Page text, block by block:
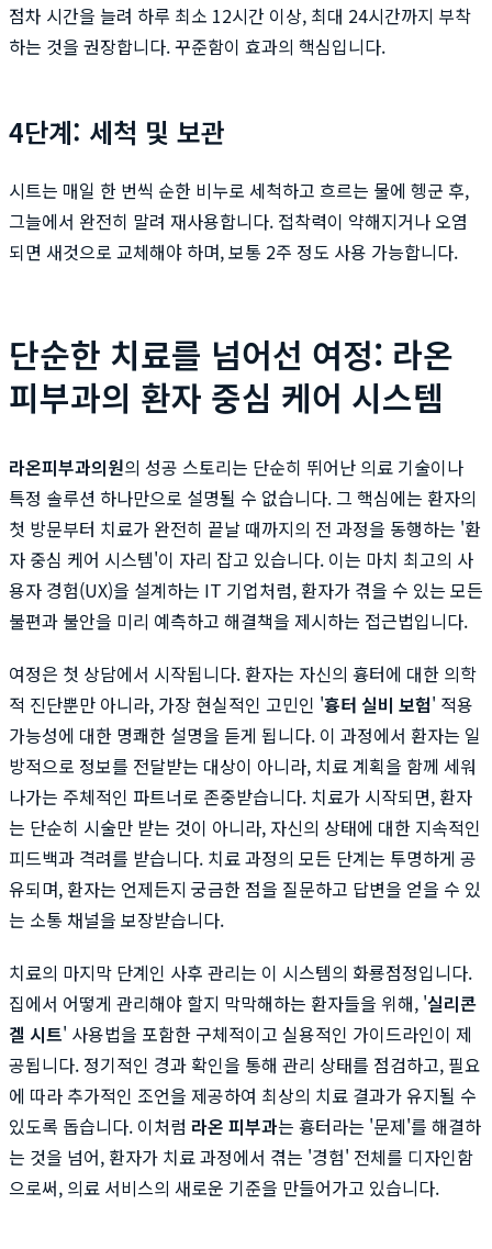
점차 시간을 늘려 하루 최소 12시간 이상, 최대 24시간까지 부착
하는 것을 권장합니다. 꾸준함이 효과의 핵심입니다.
4단계: 세척 및 보관
시트는 매일 한 번씩 순한 비누로 세척하고 흐르는 물에 헹군 후,
그늘에서 완전히 말려 재사용합니다. 접착력이 약해지거나 오염
되면 새것으로 교체해야 하며, 보통 2주 정도 사용 가능합니다.
단순한 치료를 넘어선 여정: 라온
피부과의 환자 중심 케어 시스템
라온피부과의원의 성공 스토리는 단순히 뛰어난 의료 기술이나
특정 솔루션 하나만으로 설명될 수 없습니다. 그 핵심에는 환자의
첫 방문부터 치료가 완전히 끝날 때까지의 전 과정을 동행하는 '환
자 중심 케어 시스템'이 자리 잡고 있습니다. 이는 마치 최고의 사
용자 경험(UX)을 설계하는 IT 기업처럼, 환자가 겪을 수 있는 모든
불편과 불안을 미리 예측하고 해결책을 제시하는 접근법입니다.
여정은 첫 상담에서 시작됩니다. 환자는 자신의 흉터에 대한 의학
적 진단뿐만 아니라, 가장 현실적인 고민인 '흉터 실비 보험' 적용
가능성에 대한 명쾌한 설명을 듣게 됩니다. 이 과정에서 환자는 일
방적으로 정보를 전달받는 대상이 아니라, 치료 계획을 함께 세워
나가는 주체적인 파트너로 존중받습니다. 치료가 시작되면, 환자
는 단순히 시술만 받는 것이 아니라, 자신의 상태에 대한 지속적인
피드백과 격려를 받습니다. 치료 과정의 모든 단계는 투명하게 공
유되며, 환자는 언제든지 궁금한 점을 질문하고 답변을 얻을 수 있
는 소통 채널을 보장받습니다.
치료의 마지막 단계인 사후 관리는 이 시스템의 화룡점정입니다.
집에서 어떻게 관리해야 할지 막막해하는 환자들을 위해, '실리콘
겔 시트' 사용법을 포함한 구체적이고 실용적인 가이드라인이 제
공됩니다. 정기적인 경과 확인을 통해 관리 상태를 점검하고, 필요
에 따라 추가적인 조언을 제공하여 최상의 치료 결과가 유지될 수
있도록 돕습니다. 이처럼 라온 피부과는 흉터라는 '문제'를 해결하
는 것을 넘어, 환자가 치료 과정에서 겪는 '경험' 전체를 디자인함
으로써, 의료 서비스의 새로운 기준을 만들어가고 있습니다.